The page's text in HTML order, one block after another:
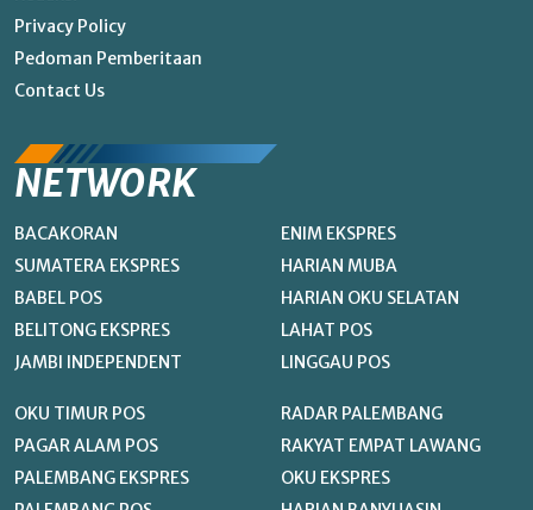
Privacy Policy
Pedoman Pemberitaan
Contact Us
NETWORK
BACAKORAN
SUMATERA EKSPRES
BABEL POS
BELITONG EKSPRES
JAMBI INDEPENDENT
ENIM EKSPRES
HARIAN MUBA
HARIAN OKU SELATAN
LAHAT POS
LINGGAU POS
OKU TIMUR POS
PAGAR ALAM POS
PALEMBANG EKSPRES
RADAR PALEMBANG
RAKYAT EMPAT LAWANG
OKU EKSPRES